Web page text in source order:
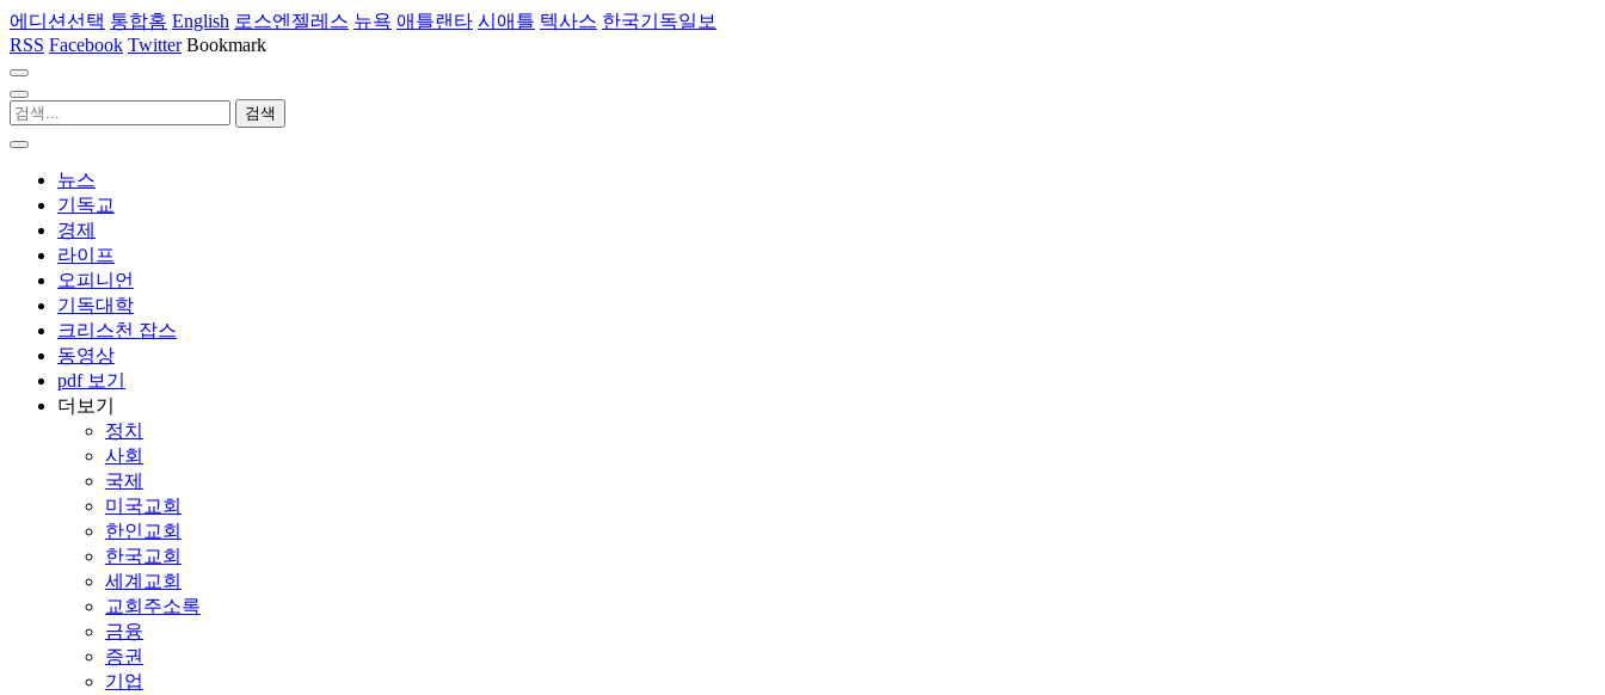
에디션선택 통합홈 English 로스엔젤레스 뉴욕 애틀랜타 시애틀 텍사스 한국기독일보
RSS Facebook Twitter Bookmark
뉴스
기독교
경제
라이프
오피니언
기독대학
크리스천 잡스
동영상
pdf 보기
더보기
정치
사회
국제
미국교회
한인교회
한국교회
세계교회
교회주소록
금융
증권
기업